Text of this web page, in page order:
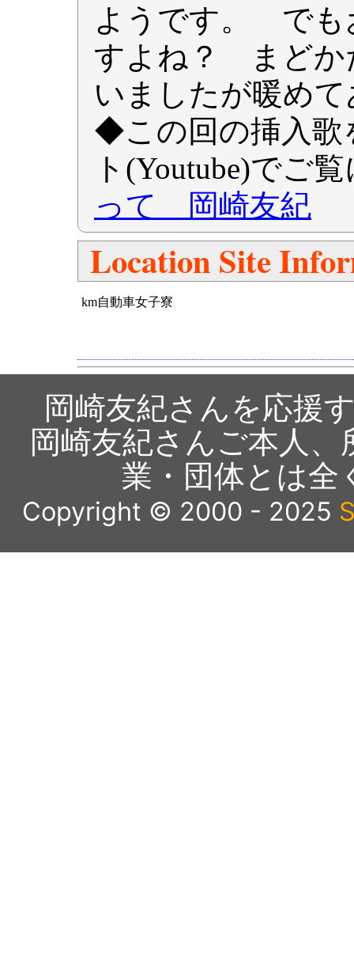
ようです。 でも
すよね？ まどか
いましたが暖め
◆この回の挿入歌
ト(Youtube)でご
って 岡崎友紀
Location Site
km自動車女子寮
岡崎友紀さんを応援
岡崎友紀さんご本人
業・団体とは全
Copyright © 2000 - 2025